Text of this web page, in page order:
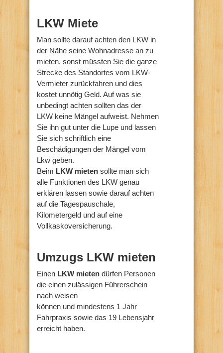
LKW Miete
Man sollte darauf achten den LKW in
der Nähe seine Wohnadresse an zu
mieten, sonst müssten Sie die ganze
Strecke des Standortes vom LKW-
Vermieter zurückfahren und dies
kostet unnötig Geld. Auf was sie
unbedingt achten sollten das der
LKW keine Mängel aufweist. Nehmen
Sie ihn gut unter die Lupe und lassen
Sie sich schriftlich eine
Beschädigungen der Mängel vom
Lkw geben.
Beim LKW mieten sollte man sich
alle Funktionen des LKW genau
erklären lassen sowie darauf achten
auf die Tagespauschale,
Kilometergeld und auf eine
Vollkaskoversicherung.
Umzugs LKW mieten
Einen LKW mieten dürfen Personen
die einen zulässigen Führerschein
nach weisen
können und mindestens 1 Jahr
Fahrpraxis sowie das 19 Lebensjahr
erreicht haben.